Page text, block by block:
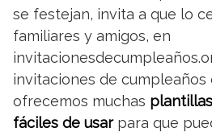
se festejan, invita a que lo
familiares y amigos, en
invitaciones de cumpleaños
ofrecemos muchas
fáciles de usarpara que